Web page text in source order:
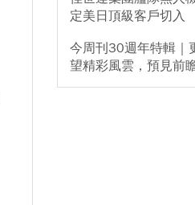
定美日頂級客戶切入
今周刊30週年特輯｜
望精彩風雲，預見前